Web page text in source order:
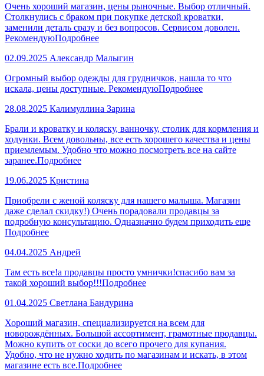
Очень хороший магазин, цены рыночные. Выбор отличный.
Столкнулись с браком при покупке детской кроватки,
заменили деталь сразу и без вопросов. Сервисом доволен.
РекомендуюПодробнее
02.09.2025 Александр Малыгин
Огромный выбор одежды для грудничков, нашла то что
искала, цены доступные. РекомендуюПодробнее
28.08.2025 Калимуллина Зарина
Брали и кроватку и коляску, ванночку, столик для кормления и
ходунки. Всем довольны, все есть хорошего качества и цены
приемлемым. Удобно что можно посмотреть все на сайте
заранее.Подробнее
19.06.2025 Кристина
Приобрели с женой коляску для нашего малыша. Магазин
даже сделал скидку!) Очень порадовали продавцы за
подробную консультацию. Одназначно будем приходить еще
Подробнее
04.04.2025 Андрей
Там есть все!а продавцы просто умнички!спасибо вам за
такой хороший выбор!!!Подробнее
01.04.2025 Светлана Бандурина
Хороший магазин, специализируется на всем для
новорождённых. Большой ассортимент, грамотные продавцы.
Можно купить от соски до всего прочего для купания.
Удобно, что не нужно ходить по магазинам и искать, в этом
магазине есть все.Подробнее